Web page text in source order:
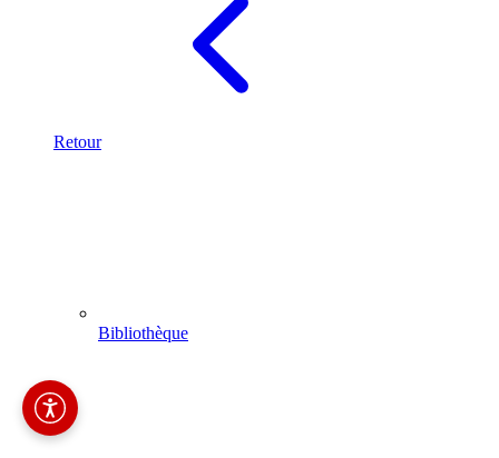
Retour
Bibliothèque